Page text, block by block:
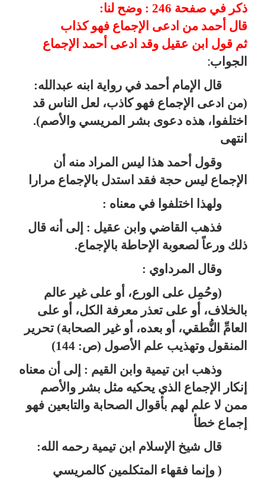
ذكر في صفحة 246 : وضح لنا
:
قال أحمد من ادعى الإجماع فهو كذاب
ثم قول ابن عقيل وقد ادعى أحمد الإجماع
الجواب:
قال الإمام أحمد في رواية ابنه عبدالله:
(من ادعى الإجماع فهو كاذب، لعل الناس قد
اختلفوا، هذه دعوى بشر المريسي والأصم).
انتهى
وقول أحمد هذا ليس المراد منه أن
الإجماع ليس حجة فقد استدل بالإجماع مرارا
ولهذا اختلفوا في معناه :
فذهب القاضي وابن عقيل : إلى أنه قال
ذلك ورعاً لصعوبة الإحاطة بالإجماع.
وقال المرداوي :
(وحُمِل على الورع، أو على غير عالم
بالخلاف، أو على تعذر معرفة الكل، أو على
العامِّ النُّطقي، أو بعده، أو غير الصحابة) تحرير
المنقول وتهذيب علم الأصول (ص: 144)
وذهب ابن تيمية وابن القيم : إلى أن معناه
إنكار الإجماع الذي يحكيه مثل بشر والأصم
ممن لا علم لهم بأقوال الصحابة والتابعين فهو
إجماع خطأ
قال شيخ الإسلام ابن تيمية رحمه الله:
( وإنما فقهاء المتكلمين كالمريسي